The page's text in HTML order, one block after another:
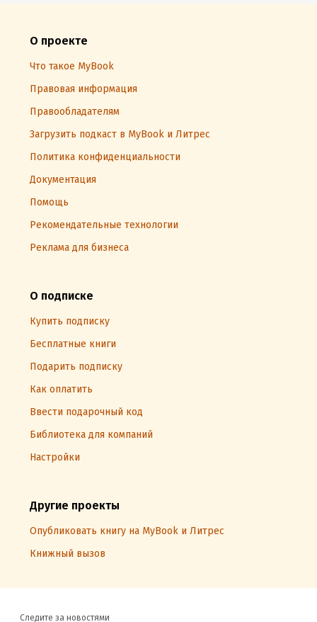
О проекте
Что такое MyBook
Правовая информация
Правообладателям
Загрузить подкаст в MyBook и Литрес
Политика конфиденциальности
Документация
Помощь
Рекомендательные технологии
Реклама для бизнеса
О подписке
Купить подписку
Бесплатные книги
Подарить подписку
Как оплатить
Ввести подарочный код
Библиотека для компаний
Настройки
Другие проекты
Опубликовать книгу на MyBook и Литрес
Книжный вызов
Следите за новостями